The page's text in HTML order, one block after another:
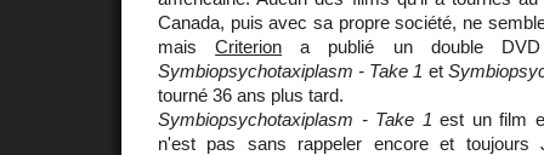
Canada, puis avec sa propre société, ne
maisCriterion a publié un double DVD
Symbiopsychotaxiplasm - Take 1 et
tourné 36 ans plus tard.
Symbiopsychotaxiplasm - Take 1 est un film
n'est pas sans rappeler encore et toujours